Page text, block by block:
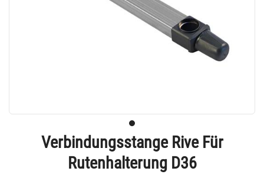
Verbindungsstange Rive Für
Rutenhalterung D36